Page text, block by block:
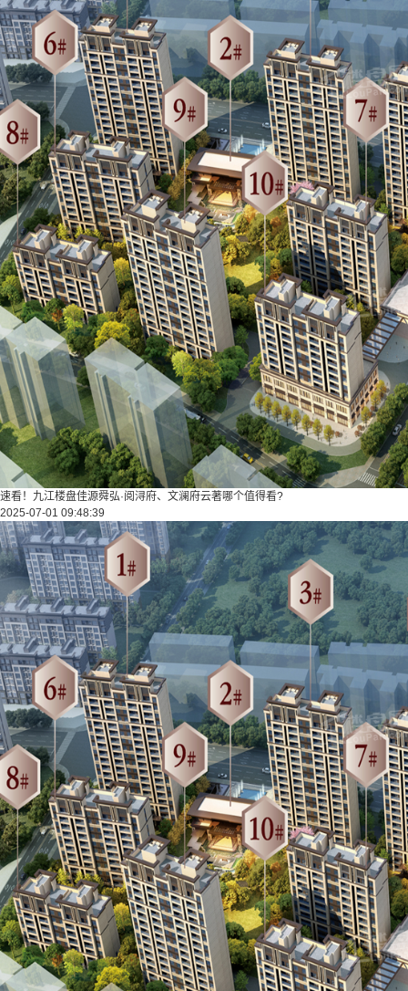
速看！九江楼盘佳源舜弘·阅浔府、文澜府云著哪个值得看?
2025-07-01 09:48:39